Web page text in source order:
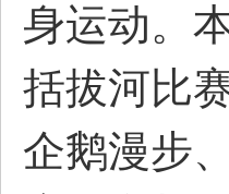
身运动。
括拔河比
企鹅漫步